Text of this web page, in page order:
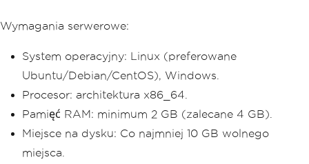
Wymagania serwerowe:
System operacyjny: Linux (preferowane
Ubuntu/Debian/CentOS), Windows.
Procesor: architektura x86_64.
Pamięć RAM: minimum 2 GB (zalecane 4 GB).
Miejsce na dysku: Co najmniej 10 GB wolnego
miejsca.